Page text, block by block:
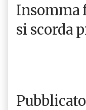
Insomma
si scorda